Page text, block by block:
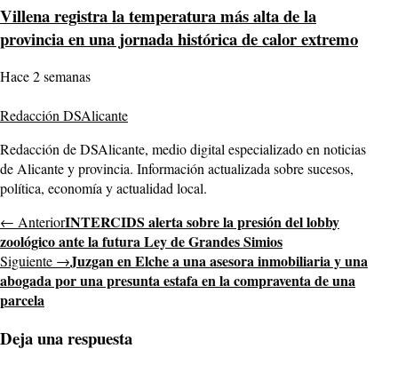
Villena registra la temperatura más alta de la
provincia en una jornada histórica de calor extremo
Hace 2 semanas
Redacción DSAlicante
Redacción de DSAlicante, medio digital especializado en noticias
de Alicante y provincia. Información actualizada sobre sucesos,
política, economía y actualidad local.
← AnteriorINTERCIDS alerta sobre la presión del lobby
zoológico ante la futura Ley de Grandes Simios
Siguiente →Juzgan en Elche a una asesora inmobiliaria y una
abogada por una presunta estafa en la compraventa de una
parcela
Deja una respuesta